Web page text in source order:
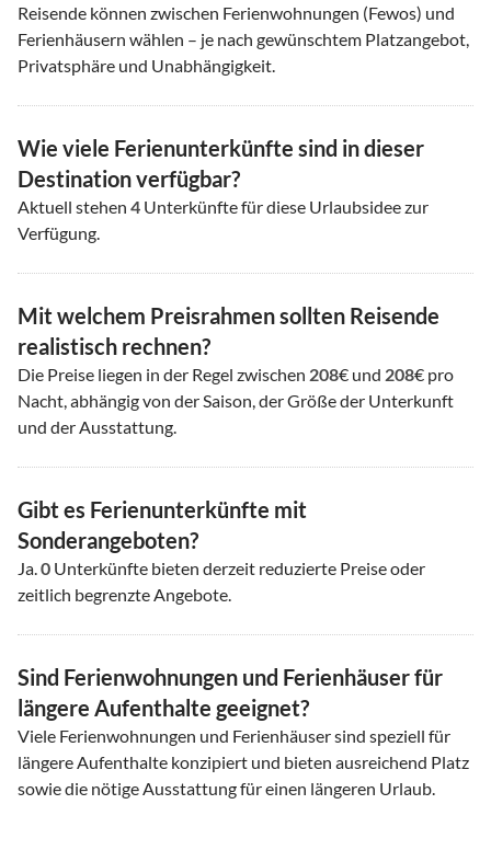
Reisende können zwischen Ferienwohnungen (Fewos) und
Ferienhäusern wählen – je nach gewünschtem Platzangebot,
Privatsphäre und Unabhängigkeit.
Wie viele Ferienunterkünfte sind in dieser
Destination verfügbar?
Aktuell stehen 4 Unterkünfte für diese Urlaubsidee zur
Verfügung.
Mit welchem Preisrahmen sollten Reisende
realistisch rechnen?
Die Preise liegen in der Regel zwischen 208€ und 208€ pro
Nacht, abhängig von der Saison, der Größe der Unterkunft
und der Ausstattung.
Gibt es Ferienunterkünfte mit
Sonderangeboten?
Ja. 0 Unterkünfte bieten derzeit reduzierte Preise oder
zeitlich begrenzte Angebote.
Sind Ferienwohnungen und Ferienhäuser für
längere Aufenthalte geeignet?
Viele Ferienwohnungen und Ferienhäuser sind speziell für
längere Aufenthalte konzipiert und bieten ausreichend Platz
sowie die nötige Ausstattung für einen längeren Urlaub.